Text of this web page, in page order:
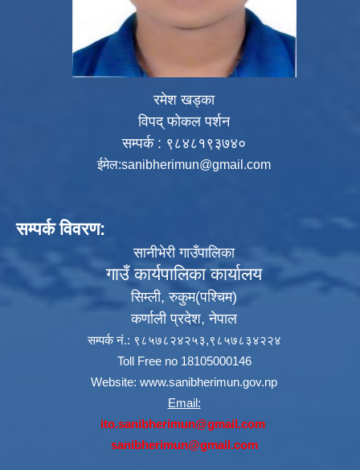
रमेश खड्का
विपद् फोकल पर्शन
सम्पर्क : ९८४८१९३७४०
ईमेल:sanibherimun@gmail.com
सम्पर्क विवरण:
सानीभेरी गाउँपालिका
गाउँ कार्यपालिका कार्यालय
सिम्ली, रुकुम(पश्‍चिम)
कर्णाली प्रदेश, नेपाल
सम्पर्क नं.: ९८५७८२४२५३,९८५७८३४२२४
Toll Free no 18105000146
Website: www.sanibherimun.gov.np
Email:
ito.sanibherimun@gmail.com
sanibherimun@gmail.com